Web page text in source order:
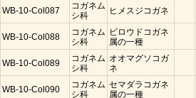
WB-10-Col087
コガネム
シ科
ヒメスジコガネ
WB-10-Col088
コガネム
シ科
ビロウドコガネ
属の一種
WB-10-Col089
コガネム
シ科
オオマグソコガ
ネ
WB-10-Col090
コガネム
シ科
セマダラコガネ
属の一種